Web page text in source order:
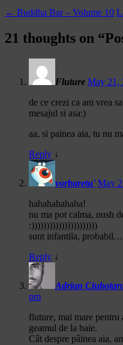
← Buddha Bar – Volume 10
21 thoughts on “
Fluture May 21,
de ce crezi ca am vrea
mesajul si asa:)
aa, si painea aia, tu nu
Reply ↓
vorbaretu' May
hahahahahaha!
nu ma pot calma, nush
:))))))))))))))))))))))
sunt infantila, probabil…
Reply ↓
Adrian
pm
fluture, mai mare
geamul de la baie.
Cât despre pâinea aia,